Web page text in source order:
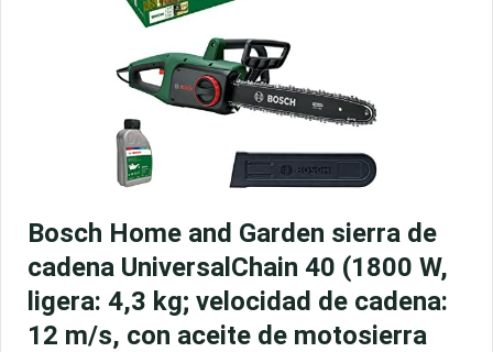
Bosch Home and Garden sierra de
cadena UniversalChain 40 (1800 W,
ligera: 4,3 kg; velocidad de cadena:
12 m/s, con aceite de motosierra